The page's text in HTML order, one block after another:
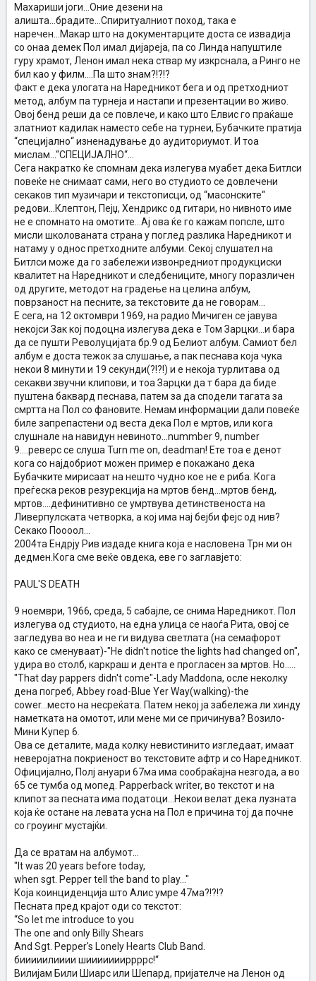
Махариши јоги...Оние дезени на
алишта...брадите...Спиритуалниот поход, така е
наречен...Макар што на документарците доста се извадија
со онаа демек Пол имал дијареја, па со Линда напуштиле
гуру храмот, Ленон имал нека ствар му изкрснала, а Ринго не
бил као у филм....Па што знам?!?!?
Факт е дека улогата на Наредникот бега и од претходниот
метод, албум па турнеја и настапи и презентации во живо.
Овој бенд реши да се повлече, и како што Елвис го праќаше
златниот кадилак наместо себе на турнеи, Бубачките пратија
“специјално“ изненадување до аудиториумот. И тоа
мислам...“СПЕЦИЈАЛНО“...
Сега накратко ќе спомнам дека излегува муабет дека Битлси
повеќе не снимаат сами, него во студиото се довлечени
секаков тип музичари и текстописци, од “масонските“
редови...Клептон, Пејџ, Хендрикс од гитари, но нивното име
не е спомнато на омотите...Ај ова ќе го кажам попсле, што
мисли школованата страна у поглед разлика Наредникот и
натаму у однос претходните албуми. Секој слушател на
Битлси може да го забележи извонредниот продукциски
квалитет на Наредникот и следбениците, многу поразличен
од другите, методот на градење на целина албум,
поврзаност на песните, за текстовите да не говорам...
Е сега, на 12 октомври 1969, на радио Мичиген се јавува
некојси Зак кој подоцна излегува дека е Том Зарцки...и бара
да се пушти Револуцијата бр.9 од Белиот албум. Самиот бел
албум е доста тежок за слушање, а пак песнава која чука
некои 8 минути и 19 секунди(?!?!) и е некоја турлитава од
секакви звучни клипови, и тоа Зарцки да т бара да биде
пуштена баквард песнава, патем за да сподели тагата за
смртта на Пол со фановите. Немам информации дали повеќе
биле запрепастени од веста дека Пол е мртов, или кога
слушнале на навидун невиното...nummber 9, number
9....реверс се слуша Turn me on, deadman! Ете тоа е денот
кога со најдобриот можен пример е покажано дека
Бубачките мирисаат на нешто чудно кое не е риба. Кога
преѓеска реков резурекција на мртов бенд...мртов бенд,
мртов....дефинитивно се умртвува детинственоста на
Ливерпулската четворка, а кој има нај бејби фејс од нив?
Секако Поооол...
2004та Ендрју Рив издаде книга која е насловена Трн ми он
дедмен.Кога сме веќе овдека, еве го заглавјето:
PAUL'S DEATH
9 ноември, 1966, среда, 5 сабајле, се снима Наредникот. Пол
излегува од студиото, на една улица се наоѓа Рита, овој се
загледува во неа и не ги видува светлата (на семафорот
како се сменуваат)-"He didn't notice the lights had changed on",
удира во столб, каркраш и дента е прогласен за мртов. Но.....
"That day pappers didn't come"-Lady Maddona, осле неколку
дена погреб, Abbey road-Blue Yer Way(walking)-the
cower...место на несреќата. Патем некој ја забележа ли хинду
наметката на омотот, или мене ми се причинува? Возило-
Мини Купер 6.
Ова се деталите, мада колку невистинито изгледаат, имаат
неверојатна покриеност во текстовите афтр и со Наредникот.
Официјално, Полј ануари 67ма има сообраќајна незгода, а во
65 се тумба од мопед. Papperback writer, во текстот и на
клипот за песната има податоци...Некои велат дека лузната
која ќе остане на левата усна на Пол е причина тој да почне
со гроуинг мустајќи.
Да се вратам на албумот...
"It was 20 years before today,
when sgt. Pepper tell the band to play..."
Која коинциденција што Алис умре 47ма?!?!?
Песната пред крајот оди со текстот:
“So let me introduce to you
The one and only Billy Shears
And Sgt. Pepper's Lonely Hearts Club Band.
бииииилииии шиииииииррррс!“
Вилијам Били Шиарс или Шепард, пријателче на Ленон од